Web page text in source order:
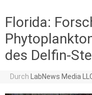
Florida:
des Delfin-
Durch LabNews Media